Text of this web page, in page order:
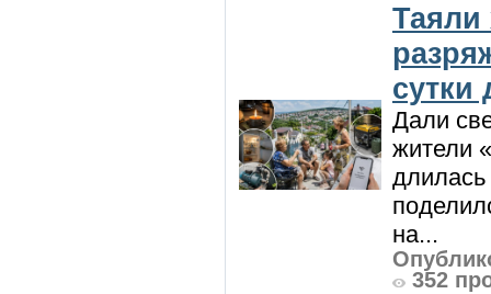
сутки
Дали
жители
длилась
на...
352